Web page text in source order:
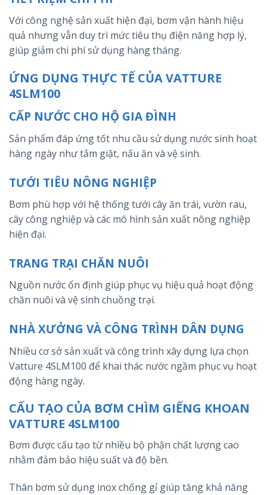
Với công nghệ sản xuất hiện đại, bơm vận hành hiệu
quả nhưng vẫn duy trì mức tiêu thụ điện năng hợp lý,
giúp giảm chi phí sử dụng hàng tháng.
ỨNG DỤNG THỰC TẾ CỦA VATTURE
4SLM100
CẤP NƯỚC CHO HỘ GIA ĐÌNH
Sản phẩm đáp ứng tốt nhu cầu sử dụng nước sinh hoạt
hàng ngày như tắm giặt, nấu ăn và vệ sinh.
TƯỚI TIÊU NÔNG NGHIỆP
Bơm phù hợp với hệ thống tưới cây ăn trái, vườn rau,
cây công nghiệp và các mô hình sản xuất nông nghiệp
hiện đại.
TRANG TRẠI CHĂN NUÔI
Nguồn nước ổn định giúp phục vụ hiệu quả hoạt động
chăn nuôi và vệ sinh chuồng trại.
NHÀ XƯỞNG VÀ CÔNG TRÌNH DÂN DỤNG
Nhiều cơ sở sản xuất và công trình xây dựng lựa chọn
Vatture 4SLM100 để khai thác nước ngầm phục vụ hoạt
động hàng ngày.
CẤU TẠO CỦA BƠM CHÌM GIẾNG KHOAN
VATTURE 4SLM100
Bơm được cấu tạo từ nhiều bộ phận chất lượng cao
nhằm đảm bảo hiệu suất và độ bền.
Thân bơm sử dụng inox chống gỉ giúp tăng khả năng